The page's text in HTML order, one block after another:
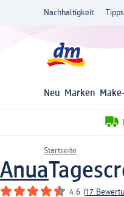
Nachhaltigkeit
Neu Marken
Startseite
Anua
4.6 (17